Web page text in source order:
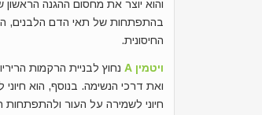
והוא יוצר את מחסום ההגנה הראשון
בהתפתחות של תאי הדם הלבנים,
החיסונית.
ויטמין A
נחוץ לבניית הרקמות
ואת דרכי הנשימה. בנוסף, הוא
חיוני לשמירה על העור ולהתפתחות